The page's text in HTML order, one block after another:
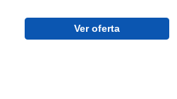
Ver oferta